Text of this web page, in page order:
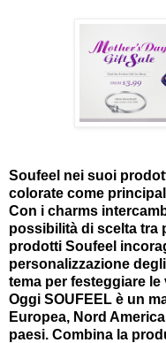
Soufeel nei suoi
colorate come
Con i charms
possibilità di scelta tra
prodotti Soufeel
personalizzazione
tema per festeggiare
Oggi SOUFEEL è un
Europea, Nord
paesi. Combina la